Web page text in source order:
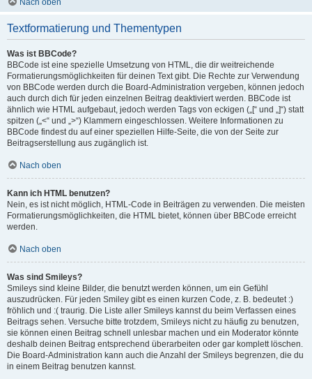
Textformatierung und Thementypen
Was ist BBCode?
BBCode ist eine spezielle Umsetzung von HTML, die dir weitreichende
Formatierungsmöglichkeiten für deinen Text gibt. Die Rechte zur Verwendung
von BBCode werden durch die Board-Administration vergeben, können jedoch
auch durch dich für jeden einzelnen Beitrag deaktiviert werden. BBCode ist
ähnlich wie HTML aufgebaut, jedoch werden Tags von eckigen („[“ und „]“) statt
spitzen („<“ und „>“) Klammern eingeschlossen. Weitere Informationen zu
BBCode findest du auf einer speziellen Hilfe-Seite, die von der Seite zur
Beitragserstellung aus zugänglich ist.
Nach oben
Kann ich HTML benutzen?
Nein, es ist nicht möglich, HTML-Code in Beiträgen zu verwenden. Die meisten
Formatierungsmöglichkeiten, die HTML bietet, können über BBCode erreicht
werden.
Nach oben
Was sind Smileys?
Smileys sind kleine Bilder, die benutzt werden können, um ein Gefühl
auszudrücken. Für jeden Smiley gibt es einen kurzen Code, z. B. bedeutet :)
fröhlich und :( traurig. Die Liste aller Smileys kannst du beim Verfassen eines
Beitrags sehen. Versuche bitte trotzdem, Smileys nicht zu häufig zu benutzen,
sie können einen Beitrag schnell unlesbar machen und ein Moderator könnte
deshalb deinen Beitrag entsprechend überarbeiten oder gar komplett löschen.
Die Board-Administration kann auch die Anzahl der Smileys begrenzen, die du
in einem Beitrag benutzen kannst.